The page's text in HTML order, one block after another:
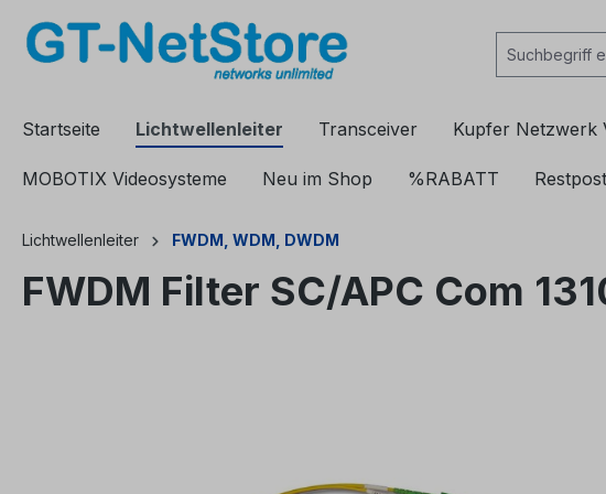
Zur Hauptnavigation springen
Startseite Lichtwellenleiter Transceiver Kupfer Netzwerk
MOBOTIX Videosysteme Neu im Shop %RABATT
Lichtwellenleiter FWDM, WDM, DWDM
FWDM Filter SC/APC Com